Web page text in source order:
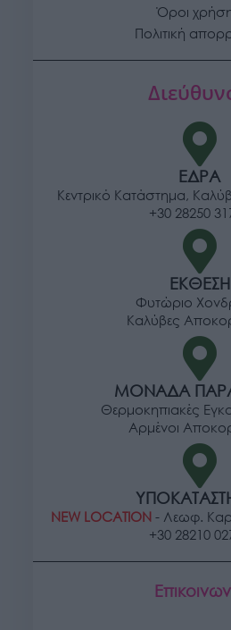
Όροι
Πολιτική
ΕΔΡΑ
Κεντρικό Κατάστημα,
+30 28250
ΕΚΘΕΣΗ
Φυτώριο
Καλύβες
ΜΟΝΑΔΑ
Θερμοκηπιακές
Αρμένοι
NEW LOCATION- Λεωφ.
+30 28210